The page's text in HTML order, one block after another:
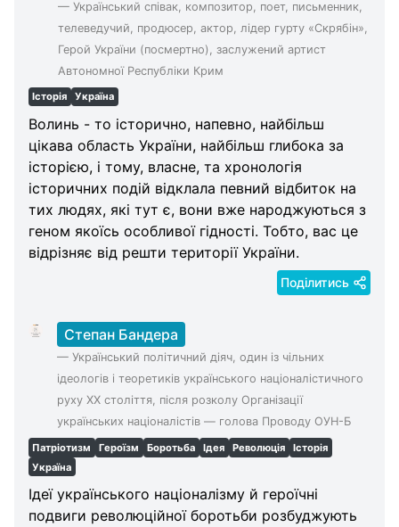
— Український співак, композитор, поет, письменник,
телеведучий, продюсер, актор, лідер гурту «Скрябін»,
Герой України (посмертно), заслужений артист
Автономної Республіки Крим
Історія Україна
Волинь - то історично, напевно, найбільш
цікава область України, найбільш глибока за
історією, і тому, власне, та хронологія
історичних подій відклала певний відбиток на
тих людях, які тут є, вони вже народжуються з
геном якоїсь особливої гідності. Тобто, вас це
відрізняє від решти території України.
Поділитись
Степан Бандера
— Український політичний діяч, один із чільних
ідеологів і теоретиків українського націоналістичного
руху XX століття, після розколу Організації
українських націоналістів — голова Проводу ОУН-Б
Патріотизм Героїзм Боротьба Ідея Революція
Історія
Україна
Ідеї українського націоналізму й героїчні
подвиги революційної боротьби розбуджують